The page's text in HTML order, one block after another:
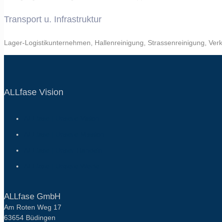
Transport u. Infrastruktur
Lager-Logistikunternehmen, Hallenreinigung, Strassenreinigung,
ALLfase Vision
ALLfase GmbH
Am Roten Weg 17
63654 Büdingen